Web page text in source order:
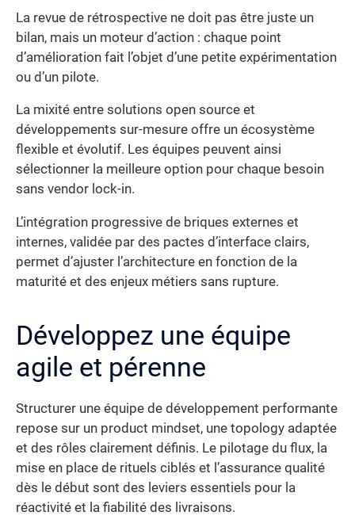
La revue de rétrospective ne doit pas être juste un
bilan, mais un moteur d’action : chaque point
d’amélioration fait l’objet d’une petite expérimentation
ou d’un pilote.
La mixité entre solutions open source et
développements sur-mesure offre un écosystème
flexible et évolutif. Les équipes peuvent ainsi
sélectionner la meilleure option pour chaque besoin
sans vendor lock-in.
L’intégration progressive de briques externes et
internes, validée par des pactes d’interface clairs,
permet d’ajuster l’architecture en fonction de la
maturité et des enjeux métiers sans rupture.
Développez une équipe
agile et pérenne
Structurer une équipe de développement performante
repose sur un product mindset, une topology adaptée
et des rôles clairement définis. Le pilotage du flux, la
mise en place de rituels ciblés et l’assurance qualité
dès le début sont des leviers essentiels pour la
réactivité et la fiabilité des livraisons.